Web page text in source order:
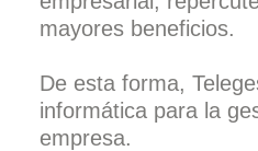
mayores beneficios.
De esta forma,
informática para la
empresa.